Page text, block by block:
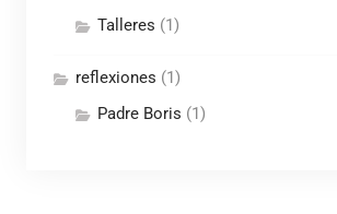
Talleres (1)
reflexiones (1)
Padre Boris (1)